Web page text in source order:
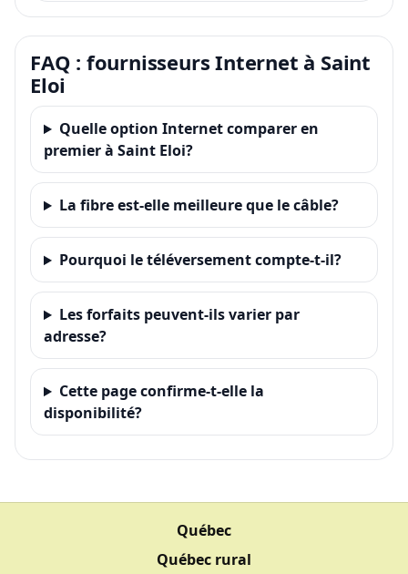
FAQ : fournisseurs Internet à Saint
Eloi
Quelle option Internet comparer en
premier à Saint Eloi?
La fibre est-elle meilleure que le câble?
Pourquoi le téléversement compte-t-il?
Les forfaits peuvent-ils varier par
adresse?
Cette page confirme-t-elle la
disponibilité?
Québec
Québec rural